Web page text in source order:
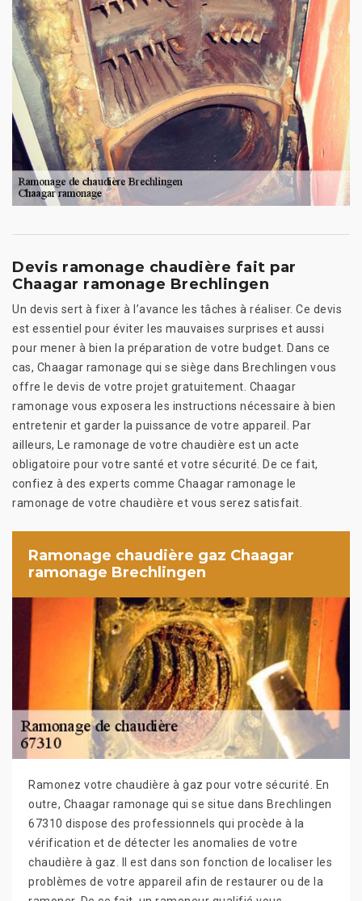
Devis ramonage chaudière fait par
Chaagar ramonage Brechlingen
Un devis sert à fixer à l’avance les tâches à réaliser. Ce devis
est essentiel pour éviter les mauvaises surprises et aussi
pour mener à bien la préparation de votre budget. Dans ce
cas, Chaagar ramonage qui se siège dans Brechlingen vous
offre le devis de votre projet gratuitement. Chaagar
ramonage vous exposera les instructions nécessaire à bien
entretenir et garder la puissance de votre appareil. Par
ailleurs, Le ramonage de votre chaudière est un acte
obligatoire pour votre santé et votre sécurité. De ce fait,
confiez à des experts comme Chaagar ramonage le
ramonage de votre chaudière et vous serez satisfait.
Ramonage chaudière gaz Chaagar
ramonage Brechlingen
Ramonez votre chaudière à gaz pour votre sécurité. En
outre, Chaagar ramonage qui se situe dans Brechlingen
67310 dispose des professionnels qui procède à la
vérification et de détecter les anomalies de votre
chaudière à gaz. Il est dans son fonction de localiser les
problèmes de votre appareil afin de restaurer ou de la